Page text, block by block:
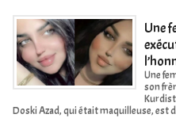
Une
Une
son
Doski Azad, qui était maquilleuse, est